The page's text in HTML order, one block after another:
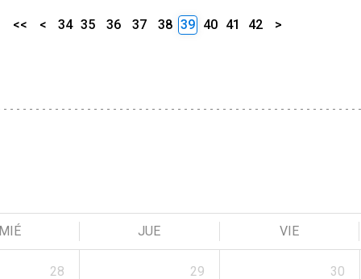
<< < 34 35 36 37 38 39 40 41 42 >
MIÉ JUE VIE
28 29 30